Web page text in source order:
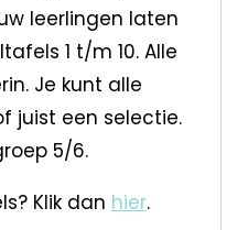
leerlingen laten
1 t/m 10. Alle
Je kunt alle
juist een selectie.
5/6.
Klik dan hier.